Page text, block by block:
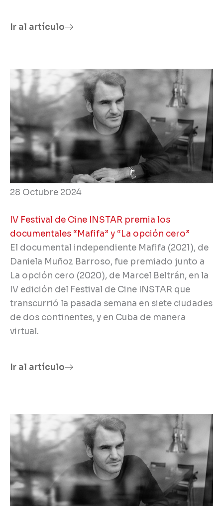
Ir al artículo
28 Octubre 2024
IV Festival de Cine INSTAR premia los
documentales “Mafifa” y “La opción cero”
El documental independiente Mafifa (2021), de
Daniela Muñoz Barroso, fue premiado junto a
La opción cero (2020), de Marcel Beltrán, en la
IV edición del Festival de Cine INSTAR que
transcurrió la pasada semana en siete ciudades
de dos continentes, y en Cuba de manera
virtual.
Ir al artículo